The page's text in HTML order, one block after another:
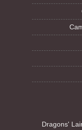
Dragons'